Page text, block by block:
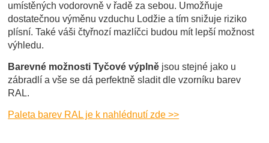
umístěných vodorovně v řadě za sebou. Umožňuje
dostatečnou výměnu vzduchu Lodžie a tím snižuje riziko
plísní. Také váši čtyřnozí mazlíčci budou mít lepší možnost
výhledu.
Barevné možnosti Tyčové výplně jsou stejné jako u
zábradlí a vše se dá perfektně sladit dle vzorníku barev
RAL.
Paleta barev RAL je k nahlédnutí zde >>